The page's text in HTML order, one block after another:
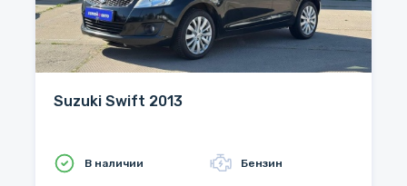
Suzuki Swift 2013
В наличии Бензин